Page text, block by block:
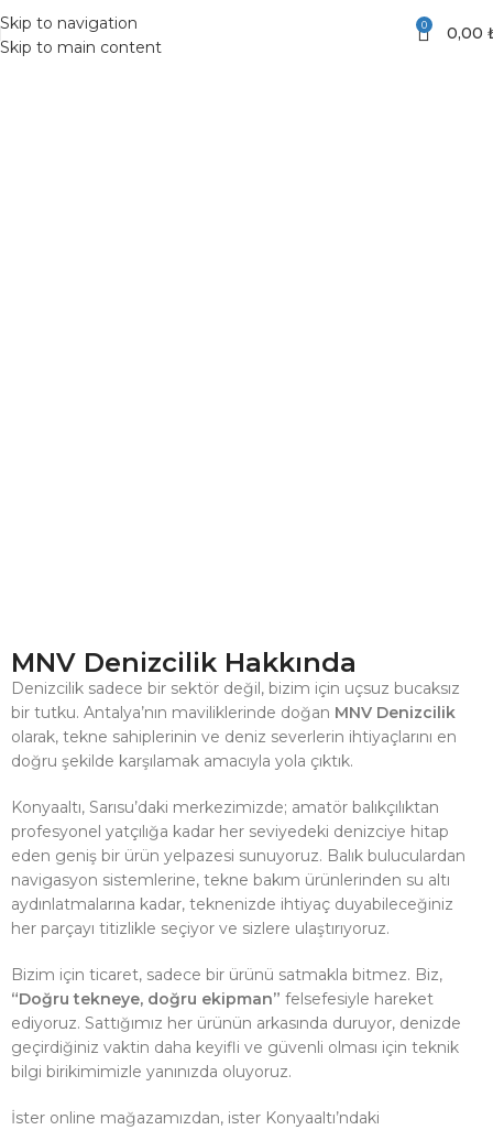
Skip to navigation
Skip to main content
0 0,00
MNV Denizcilik Hakkında
Denizcilik sadece bir sektör değil, bizim için uçsuz bucaksız
bir tutku. Antalya’nın maviliklerinde doğan MNV Denizcilik
olarak, tekne sahiplerinin ve deniz severlerin ihtiyaçlarını en
doğru şekilde karşılamak amacıyla yola çıktık.
Konyaaltı, Sarısu’daki merkezimizde; amatör balıkçılıktan
profesyonel yatçılığa kadar her seviyedeki denizciye hitap
eden geniş bir ürün yelpazesi sunuyoruz. Balık buluculardan
navigasyon sistemlerine, tekne bakım ürünlerinden su altı
aydınlatmalarına kadar, teknenizde ihtiyaç duyabileceğiniz
her parçayı titizlikle seçiyor ve sizlere ulaştırıyoruz.
Bizim için ticaret, sadece bir ürünü satmakla bitmez. Biz,
“Doğru tekneye, doğru ekipman” felsefesiyle hareket
ediyoruz. Sattığımız her ürünün arkasında duruyor, denizde
geçirdiğiniz vaktin daha keyifli ve güvenli olması için teknik
bilgi birikimimizle yanınızda oluyoruz.
İster online mağazamızdan, ister Konyaaltı’ndaki